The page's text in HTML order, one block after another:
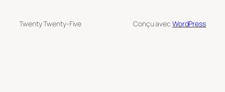
Twenty Twenty-Five Conçu avec WordPress